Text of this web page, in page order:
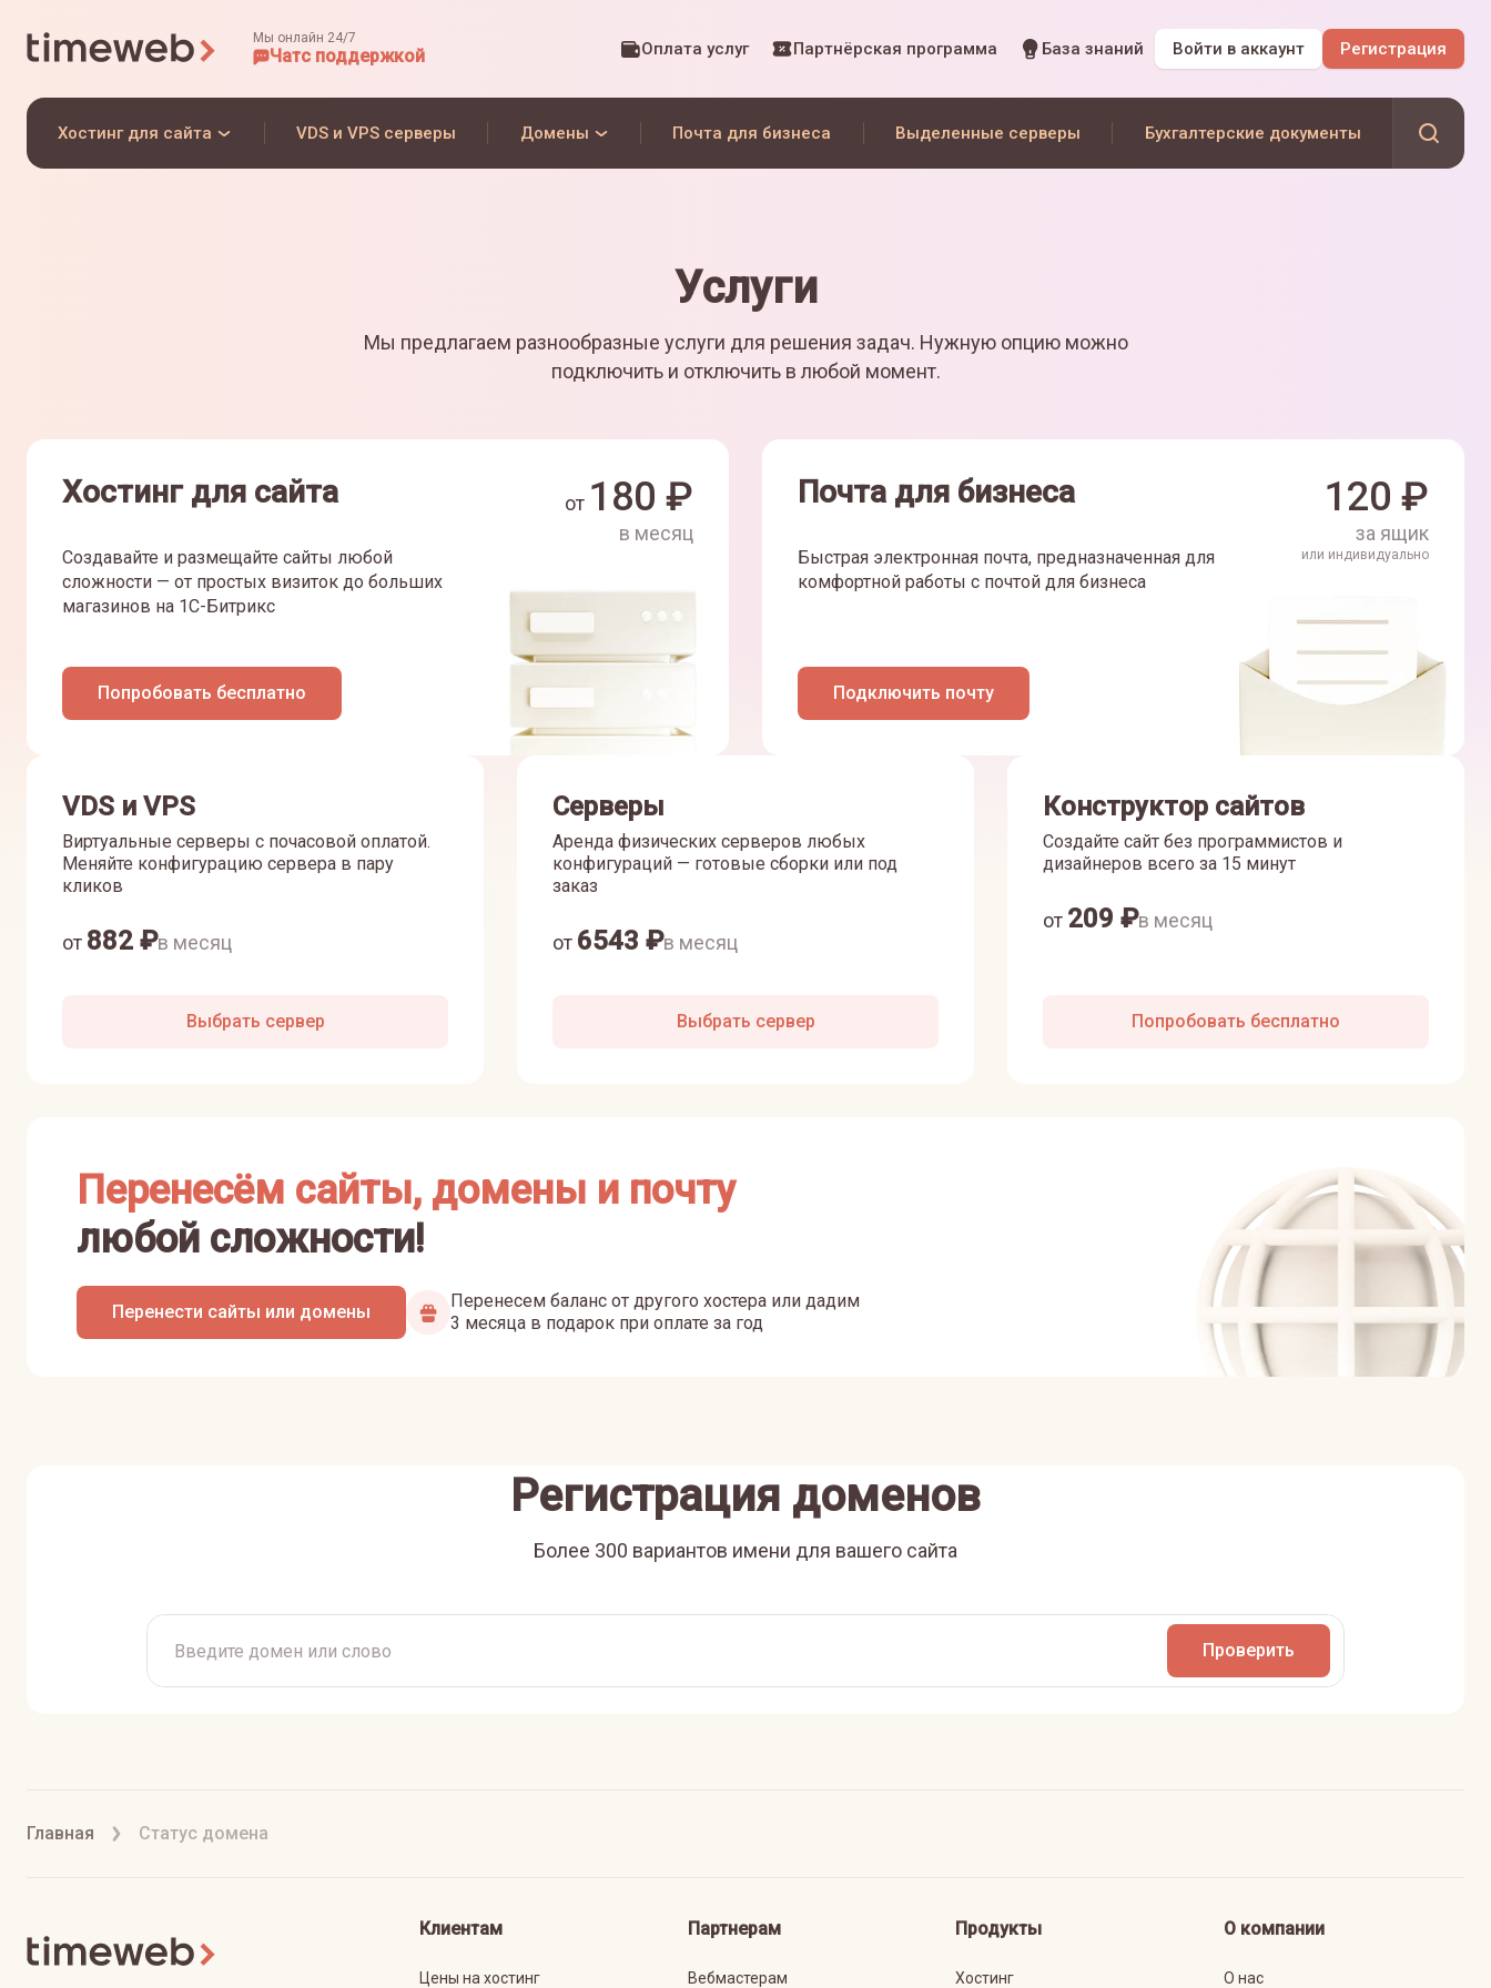
Мы онлайн 24/7
Чатс поддержкой Оплата услуг Партнёрская программа База знаний Войти в аккаунт Регистрация
Хостинг для сайта VDS и VPS серверы Домены Почта для бизнеса Выделенные серверы Бухгалтерские документы
Услуги
Мы предлагаем разнообразные услуги для решения задач. Нужную опцию можно
подключить и отключить в любой момент.
Хостинг для сайта
Создавайте и размещайте сайты любой
сложности — от простых визиток до больших
магазинов на 1С-Битрикс
Попробовать бесплатно
от 180 ₽
в месяц
Почта для бизнеса
Быстрая электронная почта, предназначенная для
комфортной работы с почтой для бизнеса
Подключить почту
120 ₽
за ящик
или индивидуально
VDS и VPS
Виртуальные серверы с почасовой оплатой.
Меняйте конфигурацию сервера в пару
кликов
от 882 ₽в месяц
Выбрать сервер
Серверы
Аренда физических серверов любых
конфигураций — готовые сборки или под
заказ
от 6543 ₽в месяц
Выбрать сервер
Конструктор сайтов
Создайте сайт без программистов и
дизайнеров всего за 15 минут
от 209 ₽в месяц
Попробовать бесплатно
Перенесём сайты, домены и почту
любой сложности!
Перенести сайты или домены
Перенесем баланс от другого хостера или дадим
3 месяца в подарок при оплате за год
Регистрация доменов
Более 300 вариантов имени для вашего сайта
Проверить
Главная Статус домена
Клиентам
Цены на хостинг
Партнерам
Вебмастерам
Продукты
Хостинг
О компании
О нас